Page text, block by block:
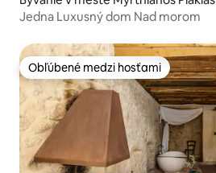
Jedna Luxusný dom Nad morom
Obľúbené medzi hosťami
Obľúbené medzi hosťami